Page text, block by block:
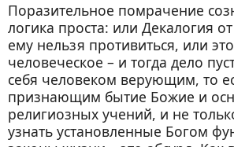
Поразительное помрачение
логика проста: или Декалогия
ему нельзя противиться, или
человеческое – и тогда дело
себя человеком верующим, то
признающим бытие Божие и
религиозных учений, и не
узнать установленные Богом